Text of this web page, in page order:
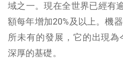
域之一。現在全世界已經有
額每年增加20%及以上。機
所未有的發展，它的出現
深厚的基礎。